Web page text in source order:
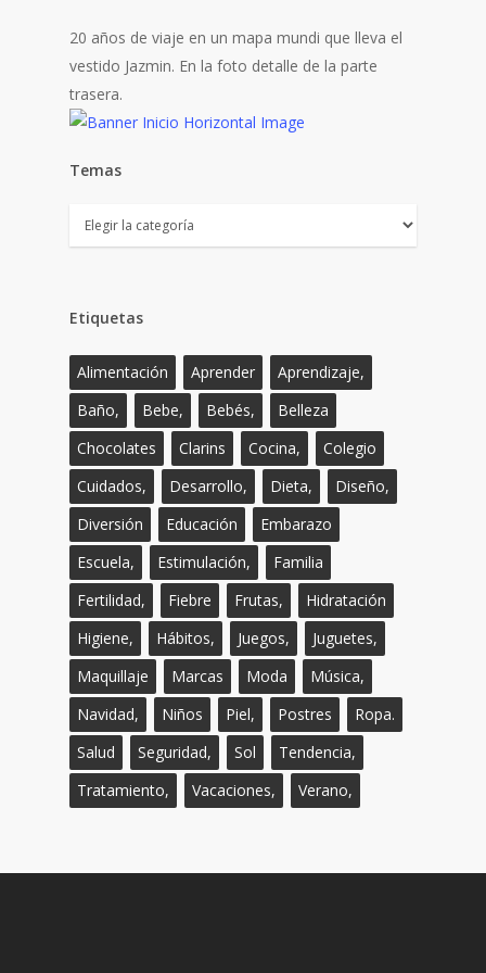
20 años de viaje en un mapa mundi que lleva el
vestido Jazmin. En la foto detalle de la parte
trasera.
Temas
Temas
Etiquetas
Alimentación Aprender
Aprendizaje,
Baño,
Bebe, Bebés,
Belleza
Chocolates
Clarins Cocina,
Colegio
Cuidados,
Desarrollo, Dieta,
Diseño,
Diversión
Educación
Embarazo
Escuela,
Estimulación,
Familia
Fertilidad,
Fiebre Frutas,
Hidratación
Higiene,
Hábitos, Juegos,
Juguetes,
Maquillaje
Marcas Moda
Música,
Navidad,
Niños Piel, Postres
Ropa.
Salud
Seguridad, Sol
Tendencia,
Tratamiento,
Vacaciones, Verano,